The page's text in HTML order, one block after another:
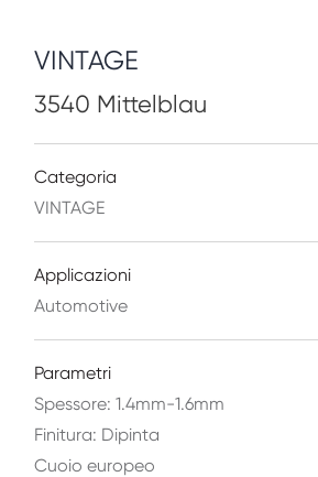
VINTAGE
3540 Mittelblau
Categoria
VINTAGE
Applicazioni
Automotive
Parametri
Spessore: 1.4mm-1.6mm
Finitura: Dipinta
Cuoio europeo